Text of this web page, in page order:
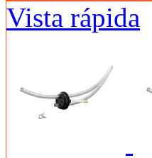
Vista rápida